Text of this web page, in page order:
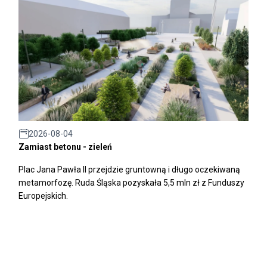
2026-08-04
Zamiast betonu - zieleń
Plac Jana Pawła II przejdzie gruntowną i długo oczekiwaną
metamorfozę. Ruda Śląska pozyskała 5,5 mln zł z Funduszy
Europejskich.